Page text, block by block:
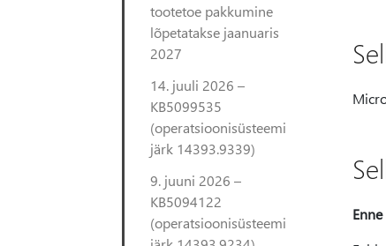
tootetoe pakkumine
lõpetatakse jaanuaris
2027
14. juuli 2026 –
KB5099535
(operatsioonisüsteemi
järk 14393.9339)
9. juuni 2026 –
KB5094122
(operatsioonisüsteemi